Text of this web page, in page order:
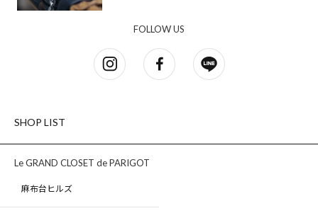
FOLLOW US
SHOP LIST
Le GRAND CLOSET de PARIGOT
麻布台ヒルズ